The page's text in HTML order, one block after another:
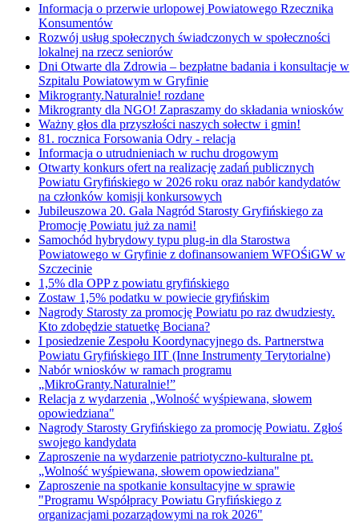
Informacja o przerwie urlopowej Powiatowego Rzecznika
Konsumentów
Rozwój usług społecznych świadczonych w społeczności
lokalnej na rzecz seniorów
Dni Otwarte dla Zdrowia – bezpłatne badania i konsultacje w
Szpitalu Powiatowym w Gryfinie
Mikrogranty.Naturalnie! rozdane
Mikrogranty dla NGO! Zapraszamy do składania wniosków
Ważny głos dla przyszłości naszych sołectw i gmin!
81. rocznica Forsowania Odry - relacja
Informacja o utrudnieniach w ruchu drogowym
Otwarty konkurs ofert na realizację zadań publicznych
Powiatu Gryfińskiego w 2026 roku oraz nabór kandydatów
na członków komisji konkursowych
Jubileuszowa 20. Gala Nagród Starosty Gryfińskiego za
Promocję Powiatu już za nami!
Samochód hybrydowy typu plug-in dla Starostwa
Powiatowego w Gryfinie z dofinansowaniem WFOŚiGW w
Szczecinie
1,5% dla OPP z powiatu gryfińskiego
Zostaw 1,5% podatku w powiecie gryfińskim
Nagrody Starosty za promocję Powiatu po raz dwudziesty.
Kto zdobędzie statuetkę Bociana?
I posiedzenie Zespołu Koordynacyjnego ds. Partnerstwa
Powiatu Gryfińskiego IIT (Inne Instrumenty Terytorialne)
Nabór wniosków w ramach programu
„MikroGranty.Naturalnie!”
Relacja z wydarzenia „Wolność wyśpiewana, słowem
opowiedziana"
Nagrody Starosty Gryfińskiego za promocję Powiatu. Zgłoś
swojego kandydata
Zaproszenie na wydarzenie patriotyczno-kulturalne pt.
„Wolność wyśpiewana, słowem opowiedziana"
Zaproszenie na spotkanie konsultacyjne w sprawie
"Programu Współpracy Powiatu Gryfińskiego z
organizacjami pozarządowymi na rok 2026"